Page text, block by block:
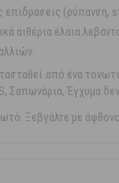
(ρύπανση,
αιθέρια έλαια
από ένα
Σαπωνάρια, Έγχυμα
Ξεβγάλτε με